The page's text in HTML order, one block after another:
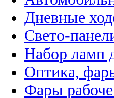
Дневные
Свето-
Набор ламп
Оптика,
Фары